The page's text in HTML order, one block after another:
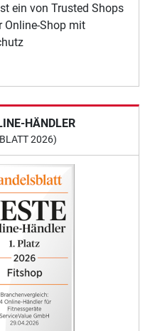
ein von Trusted Shops
Online-Shop mit
HÄNDLER
2026)